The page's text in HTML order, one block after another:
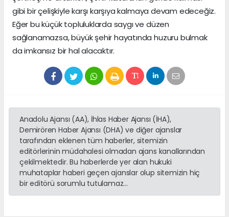
gibi bir çelişkiyle karşı karşıya kalmaya devam edeceğiz.
Eğer bu küçük topluluklarda saygı ve düzen
sağlanamazsa, büyük şehir hayatında huzuru bulmak
da imkansız bir hal alacaktır.
Anadolu Ajansı (AA), İhlas Haber Ajansı (İHA),
Demirören Haber Ajansı (DHA) ve diğer ajanslar
tarafından eklenen tüm haberler, sitemizin
editörlerinin müdahalesi olmadan ajans kanallarından
çekilmektedir. Bu haberlerde yer alan hukuki
muhataplar haberi geçen ajanslar olup sitemizin hiç
bir editörü sorumlu tutulamaz...